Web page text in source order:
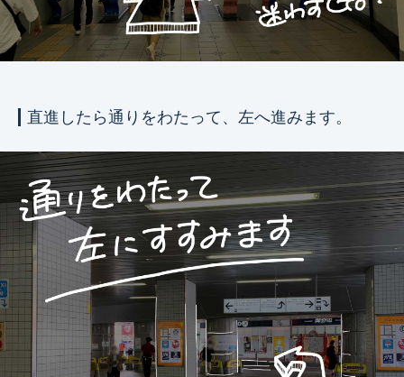
直進したら通りをわたって、左へ進みます。